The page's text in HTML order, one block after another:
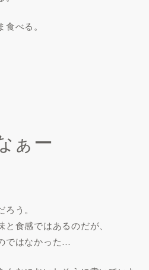
べる。
ぁー
う。
食感ではあるのだが、
ではなかった…